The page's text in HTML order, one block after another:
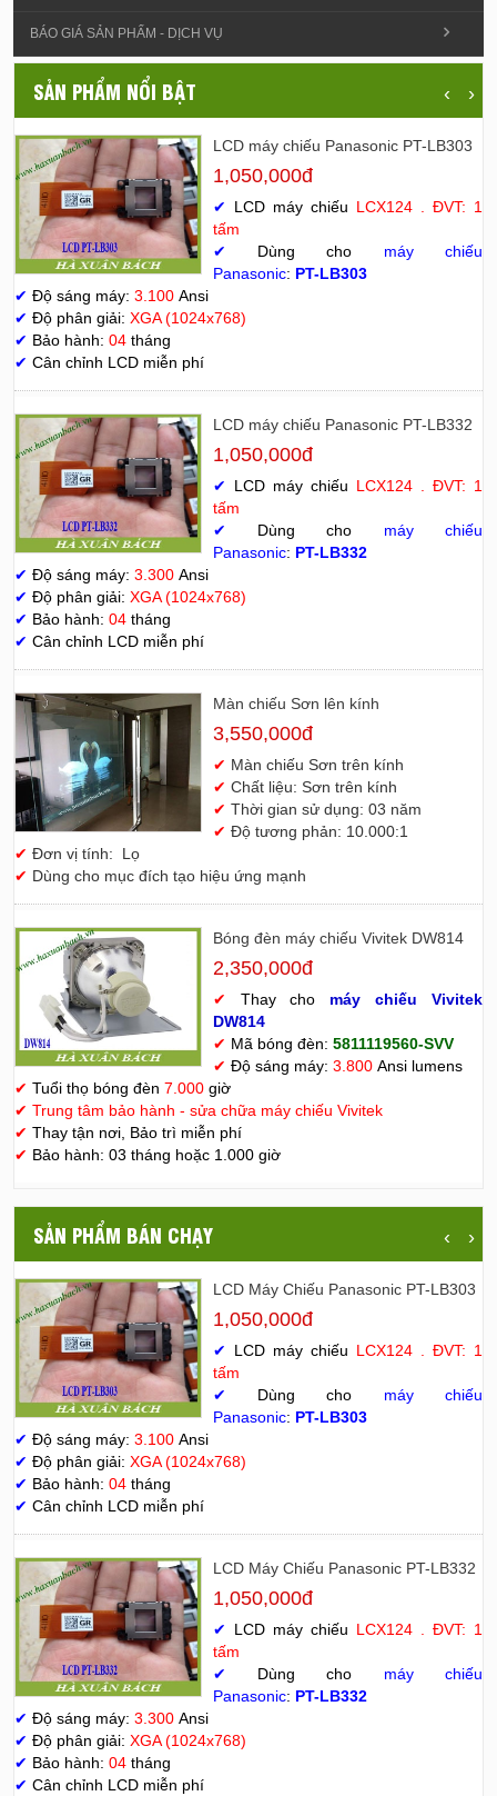
BÁO GIÁ SẢN PHẨM - DỊCH VỤ
SẢN PHẨM NỔI BẬT ‹ ›
LCD máy chiếu Panasonic PT-LB303
1,050,000đ
✔ LCD máy chiếu LCX124 . ĐVT: 1
tấm
✔
Dùng cho máy chiếu
Panasonic: PT-LB303
✔ Độ sáng máy: 3.100 Ansi
✔ Độ phân giải: XGA (1024x768)
✔ Bảo hành: 04 tháng
✔ Cân chỉnh LCD miễn phí
LCD máy chiếu Panasonic PT-LB332
1,050,000đ
✔ LCD máy chiếu LCX124 . ĐVT: 1
tấm
✔
Dùng cho máy chiếu
Panasonic: PT-LB332
✔ Độ sáng máy: 3.300 Ansi
✔ Độ phân giải: XGA (1024x768)
✔ Bảo hành: 04 tháng
✔ Cân chỉnh LCD miễn phí
Màn chiếu Sơn lên kính
3,550,000đ
✔ Màn chiếu Sơn trên kính
✔ Chất liệu: Sơn trên kính
✔ Thời gian sử dụng: 03 năm
✔ Độ tương phản: 10.000:1
✔ Đơn vị tính: Lọ
✔ Dùng cho mục đích tạo hiệu ứng mạnh
Bóng đèn máy chiếu Vivitek DW814
2,350,000đ
✔ Thay cho máy chiếu Vivitek
DW814
✔ Mã bóng đèn: 5811119560-SVV
✔ Độ sáng máy: 3.800Ansi lumens
✔ Tuổi thọ bóng đèn 7.000 giờ
✔ Trung tâm bảo hành - sửa chữa máy chiếu Vivitek
✔ Thay tận nơi, Bảo trì miễn phí
✔ Bảo hành: 03 tháng hoặc 1.000 giờ
SẢN PHẨM BÁN CHẠY ‹ ›
LCD Máy Chiếu Panasonic PT-LB303
1,050,000đ
✔ LCD máy chiếu LCX124 . ĐVT: 1
tấm
✔
Dùng cho máy chiếu
Panasonic: PT-LB303
✔ Độ sáng máy: 3.100 Ansi
✔ Độ phân giải: XGA (1024x768)
✔ Bảo hành: 04 tháng
✔ Cân chỉnh LCD miễn phí
LCD Máy Chiếu Panasonic PT-LB332
1,050,000đ
✔ LCD máy chiếu LCX124 . ĐVT: 1
tấm
✔
Dùng cho máy chiếu
Panasonic: PT-LB332
✔ Độ sáng máy: 3.300 Ansi
✔ Độ phân giải: XGA (1024x768)
✔ Bảo hành: 04 tháng
✔ Cân chỉnh LCD miễn phí